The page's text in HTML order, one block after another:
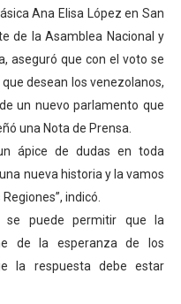
vacacional de
Semana Mundial de la
2026" brinda
clubes deportivos
en Mérida con
del OAN para la
Ana Elisa López en San
de la Asamblea Nacional y
aseguró que con el voto se
desean los venezolanos,
un nuevo parlamento que
una Nota de Prensa.
ápice de dudas en toda
nueva historia y la vamos
indicó.
se puede permitir que la
de la esperanza de los
la respuesta debe estar